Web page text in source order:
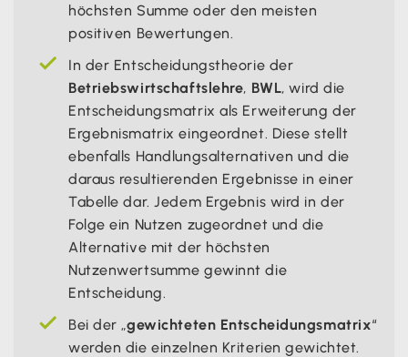
höchsten Summe oder den meisten
positiven Bewertungen.
In der Entscheidungstheorie der
Betriebswirtschaftslehre, BWL, wird die
Entscheidungsmatrix als Erweiterung der
Ergebnismatrix eingeordnet. Diese stellt
ebenfalls Handlungsalternativen und die
daraus resultierenden Ergebnisse in einer
Tabelle dar. Jedem Ergebnis wird in der
Folge ein Nutzen zugeordnet und die
Alternative mit der höchsten
Nutzenwertsumme gewinnt die
Entscheidung.
Bei der „gewichteten Entscheidungsmatrix“
werden die einzelnen Kriterien gewichtet.